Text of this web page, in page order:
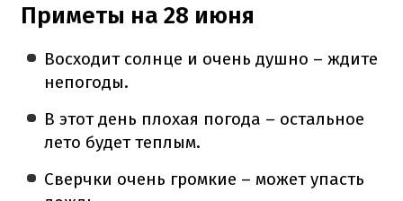
Приметы на 28 июня
Восходит солнце и очень душно – ждите
непогоды.
В этот день плохая погода – остальное
лето будет теплым.
Сверчки очень громкие – может упасть